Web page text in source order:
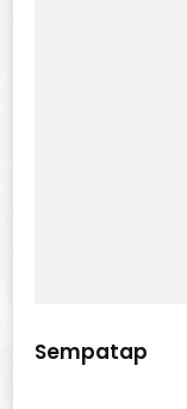
Sempatap